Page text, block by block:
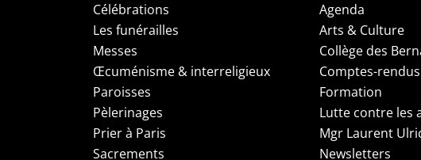
Célébrations
Les funérailles
Messes
Œcuménisme & interreligieux
Paroisses
Pèlerinages
Prier à Paris
Sacrements
Agenda
Arts & Culture
Collège des
Comptes-rendus
Formation
Lutte contre les
Mgr Laurent
Newsletters